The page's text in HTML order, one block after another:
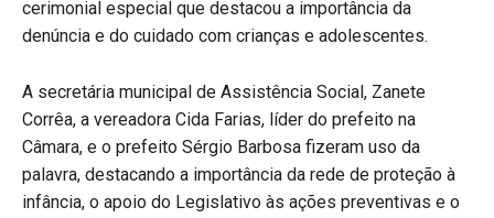
cerimonial especial que destacou a importância da
denúncia e do cuidado com crianças e adolescentes.
A secretária municipal de Assistência Social, Zanete
Corrêa, a vereadora Cida Farias, líder do prefeito na
Câmara, e o prefeito Sérgio Barbosa fizeram uso da
palavra, destacando a importância da rede de proteção à
infância, o apoio do Legislativo às ações preventivas e o